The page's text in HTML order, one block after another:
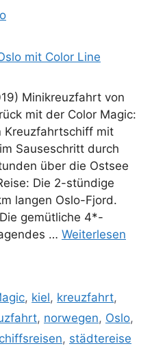
Minikreuzfahrt von
mit der Color Magic:
Kreuzfahrtschiff mit
Sauseschritt durch
über die Ostsee
Die 2-stündige
langen Oslo-Fjord.
gemütliche 4*-
… Weiterlesen
, kiel, kreuzfahrt,
, norwegen, Oslo,
, städtereise